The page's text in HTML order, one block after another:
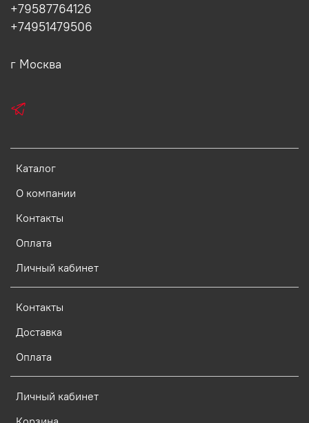
Каталог
О компании
Контакты
Оплата
Личный кабинет
Контакты
Доставка
Оплата
Личный кабинет
+79587764126
+74951479506
г Москва